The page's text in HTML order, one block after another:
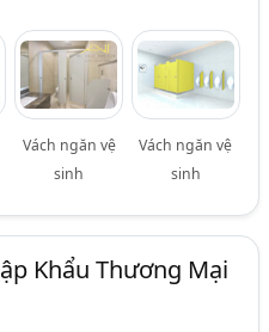
Vách ngăn vệ
sinh
Vách ngăn vệ
sinh
Khẩu Thương Mại